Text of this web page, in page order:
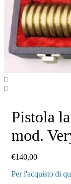
Pistola
mod.
€140,00
Per l'acquisto di